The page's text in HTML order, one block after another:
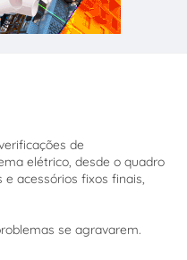
de
elétrico, desde o quadro
acessórios fixos finais,
se agravarem.